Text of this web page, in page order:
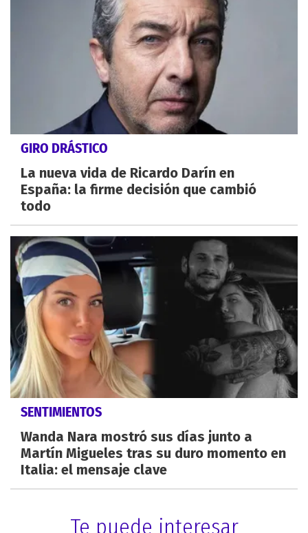
GIRO DRÁSTICO
La nueva vida de Ricardo Darín en
España: la firme decisión que cambió
todo
SENTIMIENTOS
Wanda Nara mostró sus días junto a
Martín Migueles tras su duro momento en
Italia: el mensaje clave
Te puede interesar